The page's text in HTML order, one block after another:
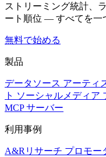
ストリーミング統計、
ート順位 — すべてを一
無料で始める
製品
データソース アーティ
ト ソーシャルメディア
MCP サーバー
利用事例
A&Rリサーチ プロモー